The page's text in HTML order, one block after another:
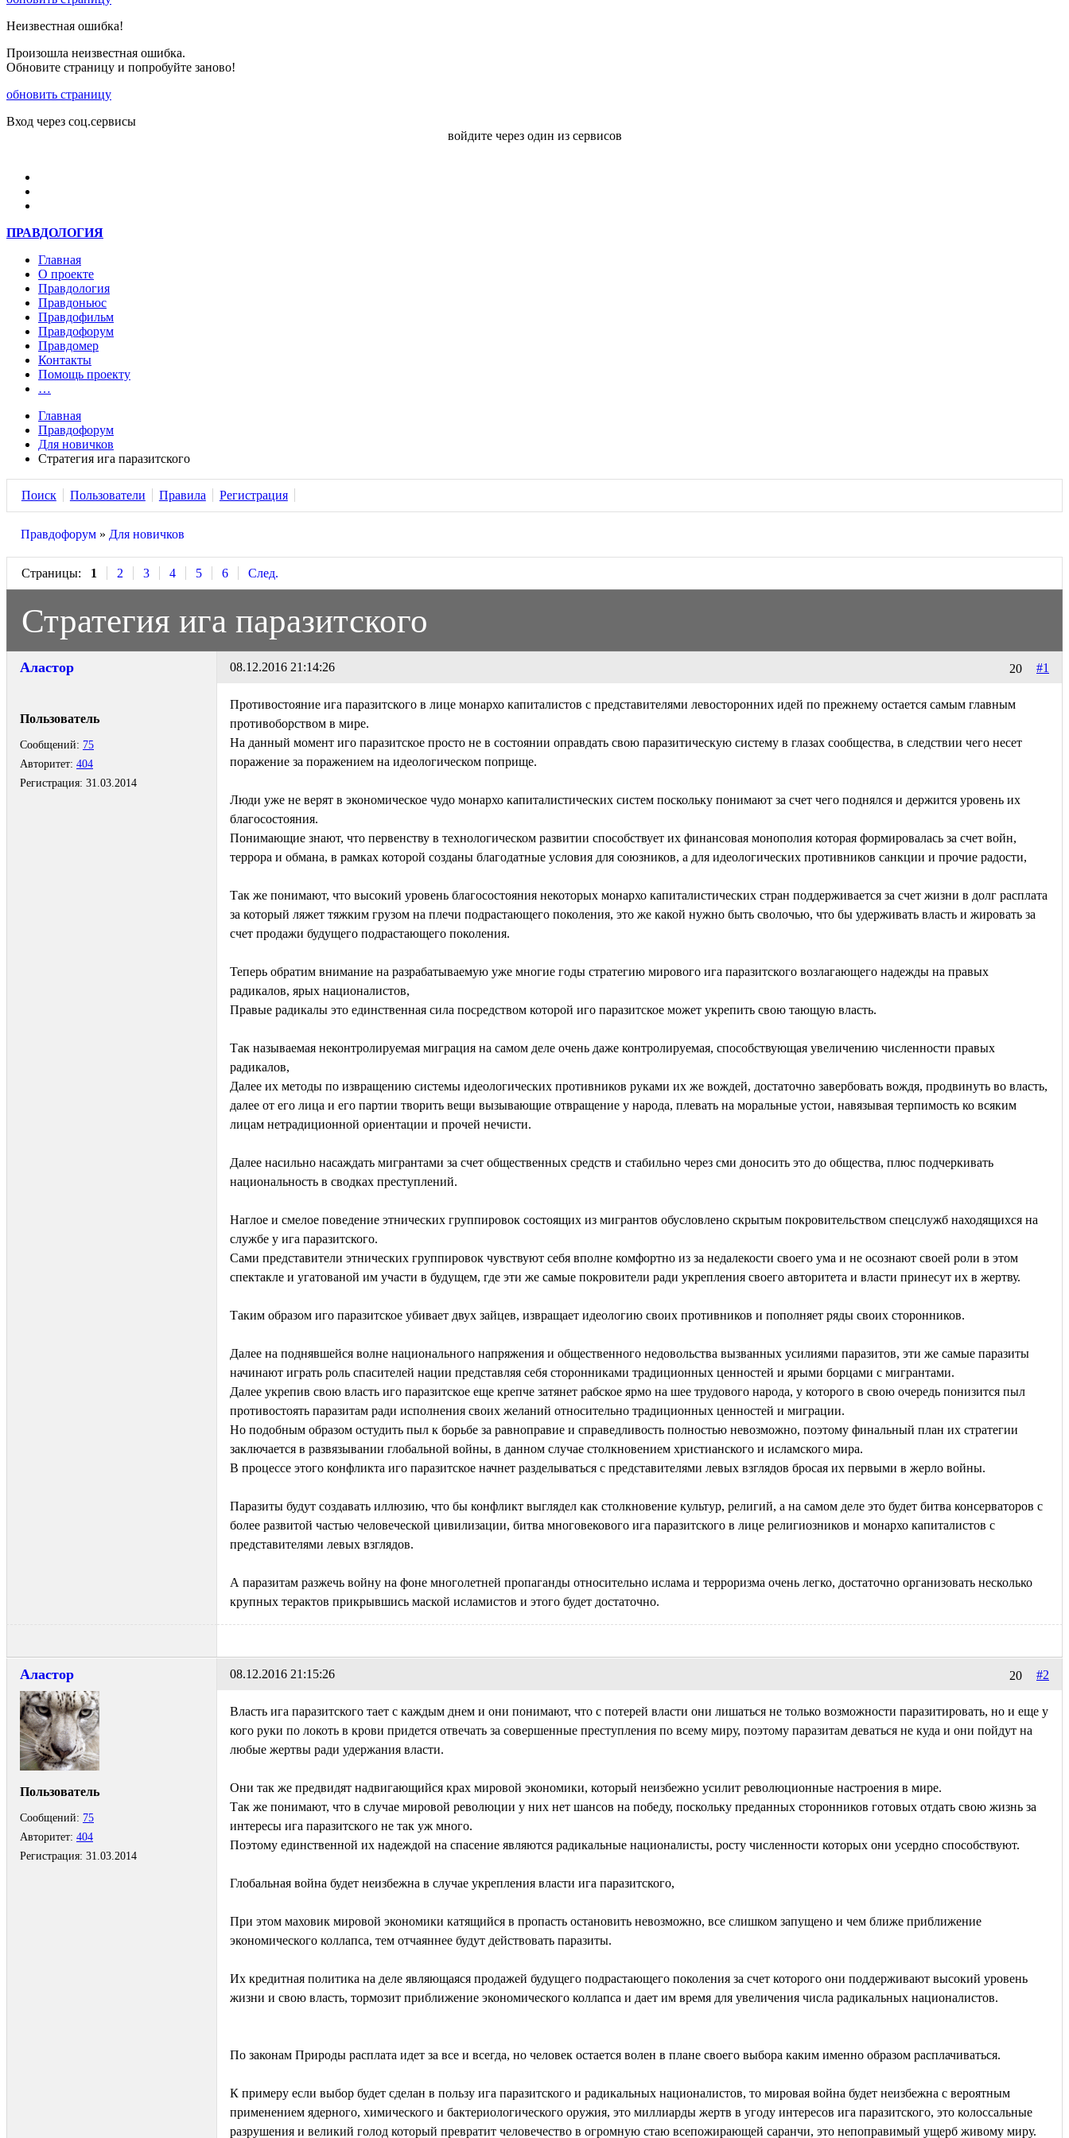
Неизвестная ошибка!
Произошла неизвестная ошибка.
Обновите страницу и попробуйте заново!
обновить страницу
Вход через соц.сервисы
войдите через один из сервисов
ПРАВДОЛОГИЯ
Главная
О проекте
Правдология
Правдоньюс
Правдофильм
Правдофорум
Правдомер
Контакты
Помощь проекту
…
Главная
Правдофорум
Для новичков
Стратегия ига паразитского
Поиск Пользователи Правила Регистрация
Правдофорум » Для новичков
Страницы: 1 2 3 4 5 6 След.
Стратегия ига паразитского
Аластор
Пользователь
Сообщений: 75
Авторитет: 404
Регистрация: 31.03.2014
#1
20
08.12.2016 21:14:26
Противостояние ига паразитского в лице монархо капиталистов с представителями левосторонних идей по прежнему остается самым главным
противоборством в мире.
На данный момент иго паразитское просто не в состоянии оправдать свою паразитическую систему в глазах сообщества, в следствии чего несет
поражение за поражением на идеологическом поприще.
Люди уже не верят в экономическое чудо монархо капиталистических систем поскольку понимают за счет чего поднялся и держится уровень их
благосостояния.
Понимающие знают, что первенству в технологическом развитии способствует их финансовая монополия которая формировалась за счет войн,
террора и обмана, в рамках которой созданы благодатные условия для союзников, а для идеологических противников санкции и прочие радости,
Так же понимают, что высокий уровень благосостояния некоторых монархо капиталистических стран поддерживается за счет жизни в долг расплата
за который ляжет тяжким грузом на плечи подрастающего поколения, это же какой нужно быть сволочью, что бы удерживать власть и жировать за
счет продажи будущего подрастающего поколения.
Теперь обратим внимание на разрабатываемую уже многие годы стратегию мирового ига паразитского возлагающего надежды на правых
радикалов, ярых националистов,
Правые радикалы это единственная сила посредством которой иго паразитское может укрепить свою тающую власть.
Так называемая неконтролируемая миграция на самом деле очень даже контролируемая, способствующая увеличению численности правых
радикалов,
Далее их методы по извращению системы идеологических противников руками их же вождей, достаточно завербовать вождя, продвинуть во власть,
далее от его лица и его партии творить вещи вызывающие отвращение у народа, плевать на моральные устои, навязывая терпимость ко всяким
лицам нетрадиционной ориентации и прочей нечисти.
Далее насильно насаждать мигрантами за счет общественных средств и стабильно через сми доносить это до общества, плюс подчеркивать
национальность в сводках преступлений.
Наглое и смелое поведение этнических группировок состоящих из мигрантов обусловлено скрытым покровительством спецслужб находящихся на
службе у ига паразитского.
Сами представители этнических группировок чувствуют себя вполне комфортно из за недалекости своего ума и не осознают своей роли в этом
спектакле и угатованой им участи в будущем, где эти же самые покровители ради укрепления своего авторитета и власти принесут их в жертву.
Таким образом иго паразитское убивает двух зайцев, извращает идеологию своих противников и пополняет ряды своих сторонников.
Далее на поднявшейся волне национального напряжения и общественного недовольства вызванных усилиями паразитов, эти же самые паразиты
начинают играть роль спасителей нации представляя себя сторонниками традиционных ценностей и ярыми борцами с мигрантами.
Далее укрепив свою власть иго паразитское еще крепче затянет рабское ярмо на шее трудового народа, у которого в свою очередь понизится пыл
противостоять паразитам ради исполнения своих желаний относительно традиционных ценностей и миграции.
Но подобным образом остудить пыл к борьбе за равноправие и справедливость полностью невозможно, поэтому финальный план их стратегии
заключается в развязывании глобальной войны, в данном случае столкновением христианского и исламского мира.
В процессе этого конфликта иго паразитское начнет разделываться с представителями левых взглядов бросая их первыми в жерло войны.
Паразиты будут создавать иллюзию, что бы конфликт выглядел как столкновение культур, религий, а на самом деле это будет битва консерваторов с
более развитой частью человеческой цивилизации, битва многовекового ига паразитского в лице религиозников и монархо капиталистов с
представителями левых взглядов.
А паразитам разжечь войну на фоне многолетней пропаганды относительно ислама и терроризма очень легко, достаточно организовать несколько
крупных терактов прикрывшись маской исламистов и этого будет достаточно.
Аластор
Пользователь
Сообщений: 75
Авторитет: 404
Регистрация: 31.03.2014
#2
20
08.12.2016 21:15:26
Власть ига паразитского тает с каждым днем и они понимают, что с потерей власти они лишаться не только возможности паразитировать, но и еще у
кого руки по локоть в крови придется отвечать за совершенные преступления по всему миру, поэтому паразитам деваться не куда и они пойдут на
любые жертвы ради удержания власти.
Они так же предвидят надвигающийся крах мировой экономики, который неизбежно усилит революционные настроения в мире.
Так же понимают, что в случае мировой революции у них нет шансов на победу, поскольку преданных сторонников готовых отдать свою жизнь за
интересы ига паразитского не так уж много.
Поэтому единственной их надеждой на спасение являются радикальные националисты, росту численности которых они усердно способствуют.
Глобальная война будет неизбежна в случае укрепления власти ига паразитского,
При этом маховик мировой экономики катящийся в пропасть остановить невозможно, все слишком запущено и чем ближе приближение
экономического коллапса, тем отчаяннее будут действовать паразиты.
Их кредитная политика на деле являющаяся продажей будущего подрастающего поколения за счет которого они поддерживают высокий уровень
жизни и свою власть, тормозит приближение экономического коллапса и дает им время для увеличения числа радикальных националистов.
По законам Природы расплата идет за все и всегда, но человек остается волен в плане своего выбора каким именно образом расплачиваться.
К примеру если выбор будет сделан в пользу ига паразитского и радикальных националистов, то мировая война будет неизбежна с вероятным
применением ядерного, химического и бактериологического оружия, это миллиарды жертв в угоду интересов ига паразитского, это колоссальные
разрушения и великий голод который превратит человечество в огромную стаю всепожирающей саранчи, это непоправимый ущерб живому миру.